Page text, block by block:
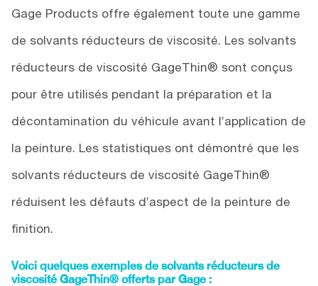
Gage Products offre également toute une gamme
de solvants réducteurs de viscosité. Les solvants
réducteurs de viscosité GageThin® sont conçus
pour être utilisés pendant la préparation et la
décontamination du véhicule avant l’application de
la peinture. Les statistiques ont démontré que les
solvants réducteurs de viscosité GageThin®
réduisent les défauts d’aspect de la peinture de
finition.
Voici quelques exemples de solvants réducteurs de
viscosité GageThin® offerts par Gage :